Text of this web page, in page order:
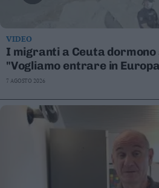
VIDEO
I migranti a Ceuta dormono
"Vogliamo entrare in
7 AGOSTO 2026